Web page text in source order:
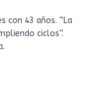
con 43 años. “La
ciclos”.